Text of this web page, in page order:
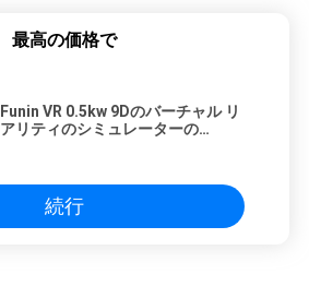
最高の価格で
Funin VR 0.5kw 9Dのバーチャル リ
アリティのシミュレーターの
続行